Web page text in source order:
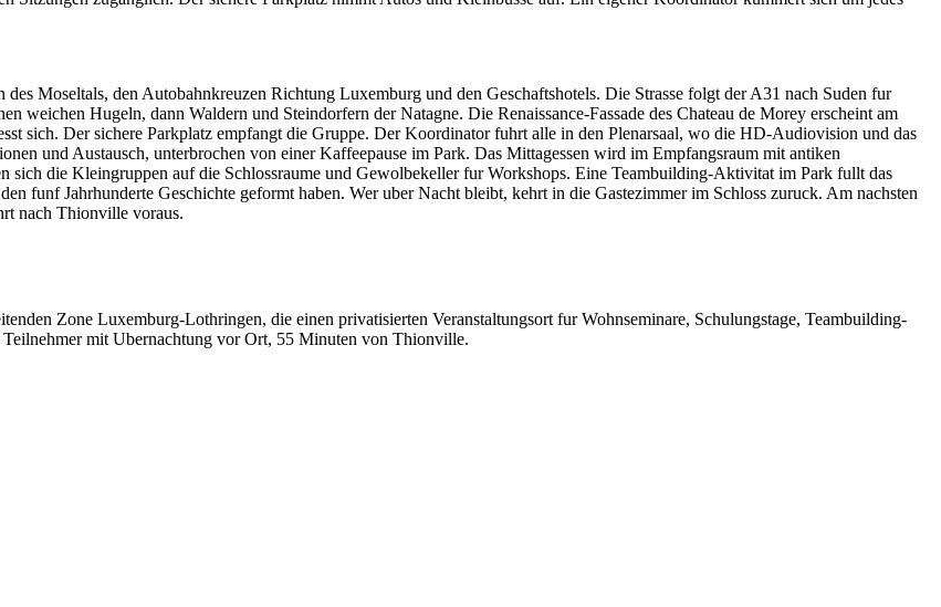
Moseltals, den Autobahnkreuzen Richtung Luxemburg und den Geschaftshotels. Die Strasse folgt der A31 nach Suden fur
Hugeln, dann Waldern und Steindorfern der Natagne. Die Renaissance-Fassade des Chateau de Morey erscheint am
sich. Der sichere Parkplatz empfangt die Gruppe. Der Koordinator fuhrt alle in den Plenarsaal, wo die HD-Audiovision und das
und Austausch, unterbrochen von einer Kaffeepause im Park. Das Mittagessen wird im Empfangsraum mit antiken
sich die Kleingruppen auf die Schlossraume und Gewolbekeller fur Workshops. Eine Teambuilding-Aktivitat im Park fullt das
funf Jahrhunderte Geschichte geformt haben. Wer uber Nacht bleibt, kehrt in die Gastezimmer im Schloss zuruck. Am nachsten
nach Thionville voraus.
Zone Luxemburg-Lothringen, die einen privatisierten Veranstaltungsort fur Wohnseminare, Schulungstage, Teambuilding-
mit Ubernachtung vor Ort, 55 Minuten von Thionville.